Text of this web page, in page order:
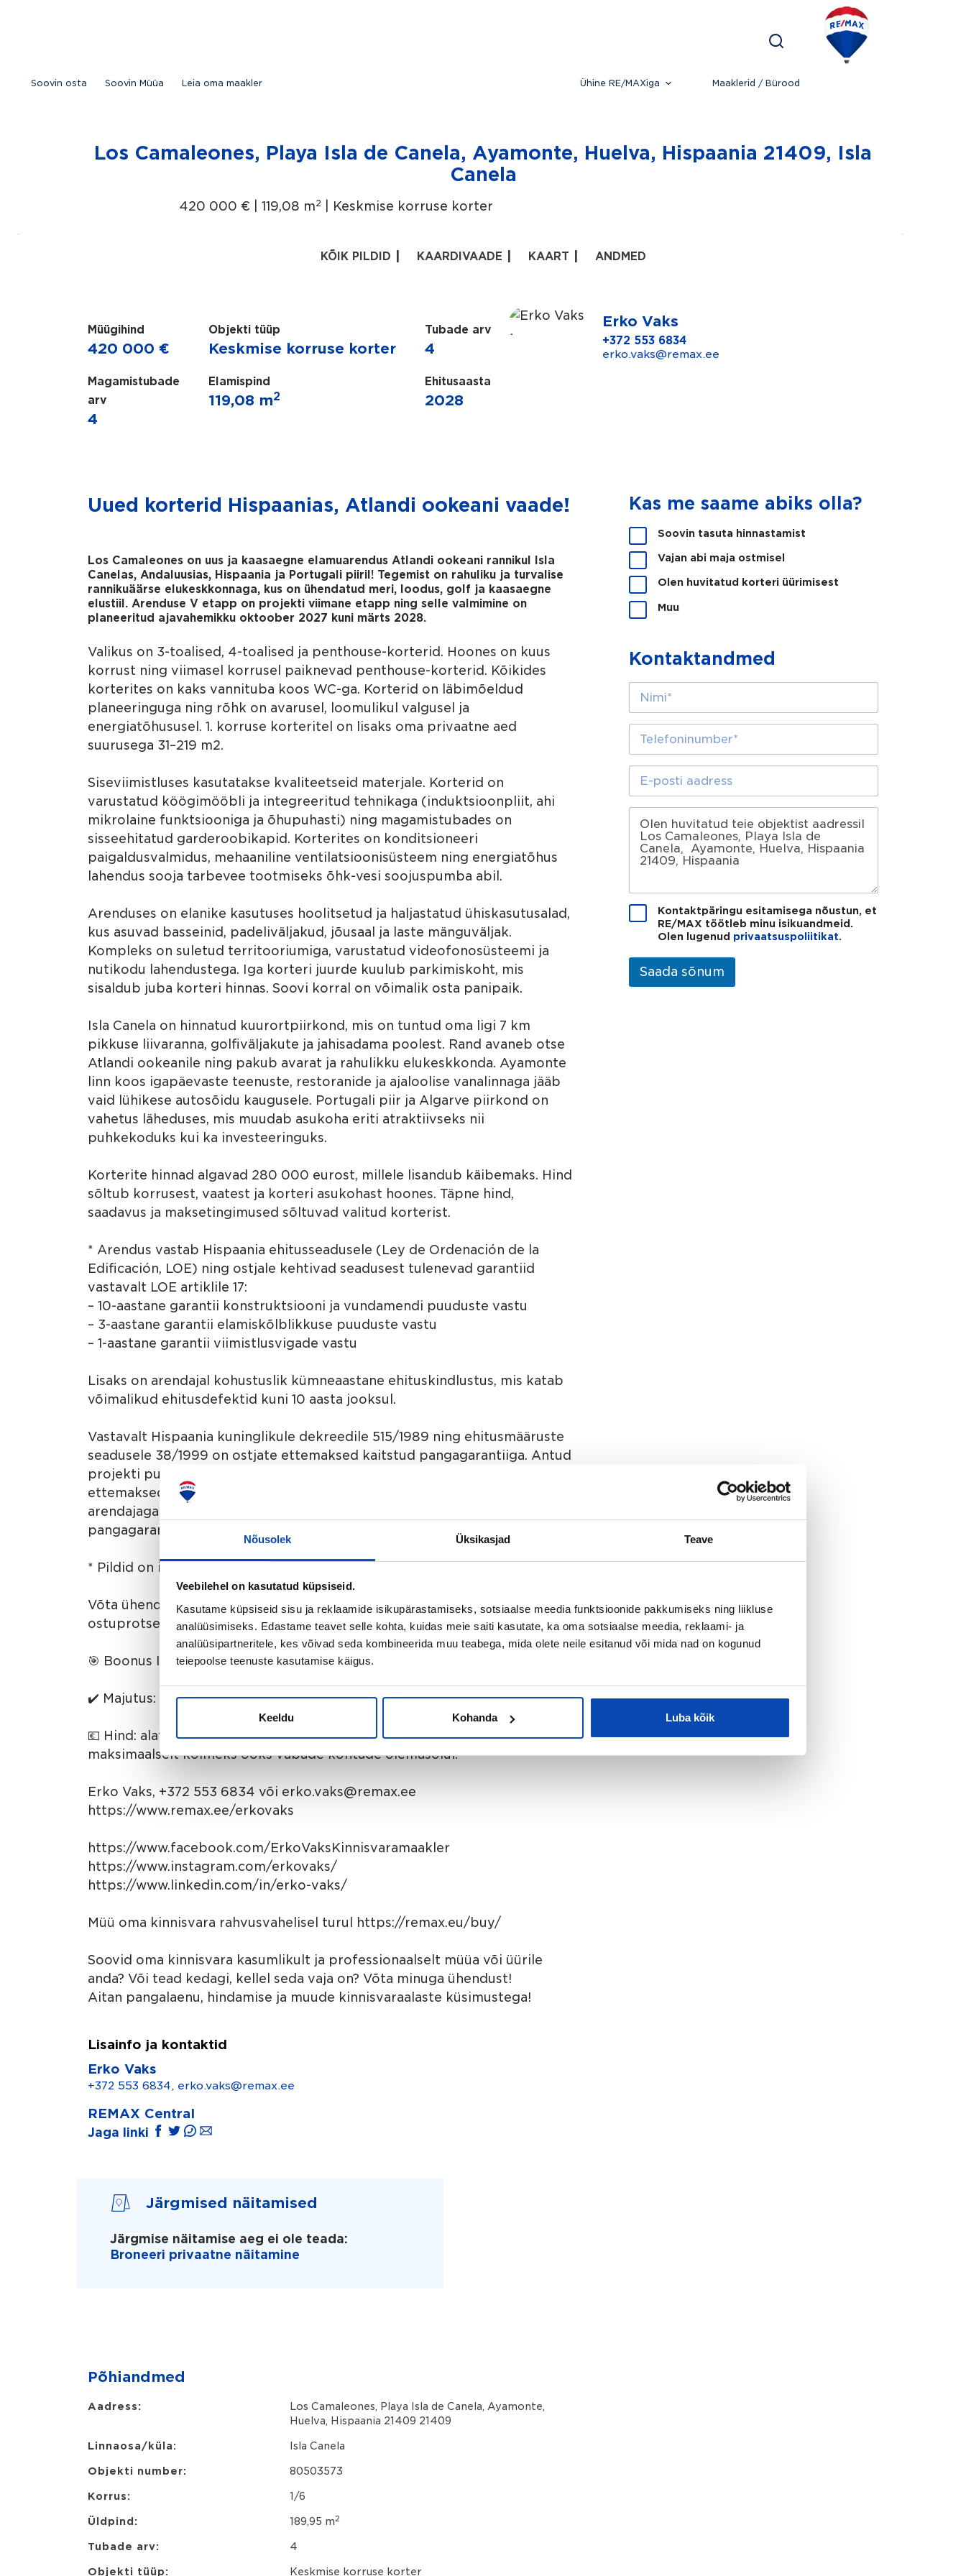
Nõusolek Üksikasjad Teave
Veebilehel on kasutatud küpsiseid.
Kasutame küpsiseid sisu ja reklaamide isikupärastamiseks, sotsiaalse meedia funktsioonide pakkumiseks ning liikluse
analüüsimiseks. Edastame teavet selle kohta, kuidas meie saiti kasutate, ka oma sotsiaalse meedia, reklaami- ja
analüüsipartneritele, kes võivad seda kombineerida muu teabega, mida olete neile esitanud või mida nad on kogunud
teiepoolse teenuste kasutamise käigus.
Keeldu Kohanda Luba kõik
Soovin osta Soovin Müüa Leia oma maakler Ühine RE/MAXiga Maaklerid / Bürood
Los Camaleones, Playa Isla de Canela, Ayamonte, Huelva, Hispaania 21409, Isla
Canela
420 000 € | 119,08 m2 | Keskmise korruse korter
KÕIK PILDID KAARDIVAADE KAART ANDMED
Müügihind
420 000 €
Objekti tüüp
Keskmise korruse korter
Tubade arv
4
Magamistubade
arv
4
Elamispind
119,08 m2
Ehitusaasta
2028
Erko Vaks
+372 553 6834
erko.vaks@remax.ee
Uued korterid Hispaanias, Atlandi ookeani vaade!
Los Camaleones on uus ja kaasaegne elamuarendus Atlandi ookeani rannikul Isla
Canelas, Andaluusias, Hispaania ja Portugali piiril! Tegemist on rahuliku ja turvalise
rannikuäärse elukeskkonnaga, kus on ühendatud meri, loodus, golf ja kaasaegne
elustiil. Arenduse V etapp on projekti viimane etapp ning selle valmimine on
planeeritud ajavahemikku oktoober 2027 kuni märts 2028.
Valikus on 3-toalised, 4-toalised ja penthouse-korterid. Hoones on kuus
korrust ning viimasel korrusel paiknevad penthouse-korterid. Kõikides
korterites on kaks vannituba koos WC-ga. Korterid on läbimõeldud
planeeringuga ning rõhk on avarusel, loomulikul valgusel ja
energiatõhususel. 1. korruse korteritel on lisaks oma privaatne aed
suurusega 31–219 m2.
Siseviimistluses kasutatakse kvaliteetseid materjale. Korterid on
varustatud köögimööbli ja integreeritud tehnikaga (induktsioonpliit, ahi
mikrolaine funktsiooniga ja õhupuhasti) ning magamistubades on
sisseehitatud garderoobikapid. Korterites on konditsioneeri
paigaldusvalmidus, mehaaniline ventilatsioonisüsteem ning energiatõhus
lahendus sooja tarbevee tootmiseks õhk-vesi soojuspumba abil.
Arenduses on elanike kasutuses hoolitsetud ja haljastatud ühiskasutusalad,
kus asuvad basseinid, padeliväljakud, jõusaal ja laste mänguväljak.
Kompleks on suletud territooriumiga, varustatud videofonosüsteemi ja
nutikodu lahendustega. Iga korteri juurde kuulub parkimiskoht, mis
sisaldub juba korteri hinnas. Soovi korral on võimalik osta panipaik.
Isla Canela on hinnatud kuurortpiirkond, mis on tuntud oma ligi 7 km
pikkuse liivaranna, golfiväljakute ja jahisadama poolest. Rand avaneb otse
Atlandi ookeanile ning pakub avarat ja rahulikku elukeskkonda. Ayamonte
linn koos igapäevaste teenuste, restoranide ja ajaloolise vanalinnaga jääb
vaid lühikese autosõidu kaugusele. Portugali piir ja Algarve piirkond on
vahetus läheduses, mis muudab asukoha eriti atraktiivseks nii
puhkekoduks kui ka investeeringuks.
Korterite hinnad algavad 280 000 eurost, millele lisandub käibemaks. Hind
sõltub korrusest, vaatest ja korteri asukohast hoones. Täpne hind,
saadavus ja maksetingimused sõltuvad valitud korterist.
* Arendus vastab Hispaania ehitusseadusele (Ley de Ordenación de la
Edificación, LOE) ning ostjale kehtivad seadusest tulenevad garantiid
vastavalt LOE artiklile 17:
– 10-aastane garantii konstruktsiooni ja vundamendi puuduste vastu
– 3-aastane garantii elamiskõlblikkuse puuduste vastu
– 1-aastane garantii viimistlusvigade vastu
Lisaks on arendajal kohustuslik kümneaastane ehituskindlustus, mis katab
võimalikud ehitusdefektid kuni 10 aasta jooksul.
Vastavalt Hispaania kuninglikule dekreedile 515/1989 ning ehitusmääruste
seadusele 38/1999 on ostjate ettemaksed kaitstud pangagarantiiga. Antud
projekti puhul on garantiipartneriks Caixabank ning kõik ostjate
ettemaksed deponeeritakse eraldi pangakontole. See tähendab, et kui
arendajaga peaks midagi juhtuma, tagastatakse ostjale tema ettemaksed
pangagarantii alusel.
* Pildid on illustratiivsed
Võta ühendust, kui soovid täpsemat infot saadavuse, hinnakirja ja
ostuprotsessi kohta.
🎯 Boonus Isla Canela uusarendustega Los Camaleones tutvujatele:
✔️ Majutus: Isla Canela Golf Hotel Boutique
💶 Hind: alates 95 €/öö kahele (hommikusöögiga). Pakkumine on
maksimaalselt kolmeks ööks vabade kohtade olemasolul.
Erko Vaks, +372 553 6834 või erko.vaks@remax.ee
https://www.remax.ee/erkovaks
https://www.facebook.com/ErkoVaksKinnisvaramaakler
https://www.instagram.com/erkovaks/
https://www.linkedin.com/in/erko-vaks/
Müü oma kinnisvara rahvusvahelisel turul https://remax.eu/buy/
Soovid oma kinnisvara kasumlikult ja professionaalselt müüa või üürile
anda? Või tead kedagi, kellel seda vaja on? Võta minuga ühendust!
Aitan pangalaenu, hindamise ja muude kinnisvaraalaste küsimustega!
Lisainfo ja kontaktid
Erko Vaks
+372 553 6834, erko.vaks@remax.ee
REMAX Central
Jaga linki
Järgmised näitamised
Järgmise näitamise aeg ei ole teada:
Broneeri privaatne näitamine
Kas me saame abiks olla?
K
a
m
s
a
e
a
b
k
s
l
l
?
Soovin tasuta hinnastamist
Vajan abi maja ostmisel
Olen huvitatud korteri üürimisest
Muu
Kontaktandmed
N
m
i
T
l
e
o
n
e
r
*
E
p
o
d
r
e
*
S
k
T
i
Kontaktpäringu esitamisega nõustun, et
RE/MAX töötleb minu isikuandmeid.
Olen lugenud privaatsuspoliitikat.
Saada sõnum
Põhiandmed
Aadress:
Los Camaleones, Playa Isla de Canela, Ayamonte,
Huelva, Hispaania 21409 21409
Linnaosa/küla: Isla Canela
Objekti number: 80503573
Korrus: 1/6
Üldpind: 189,95 m2
Tubade arv: 4
Objekti tüüp: Keskmise korruse korter